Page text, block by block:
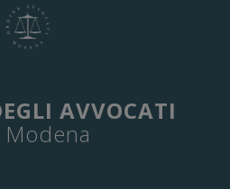
AVVOCATI